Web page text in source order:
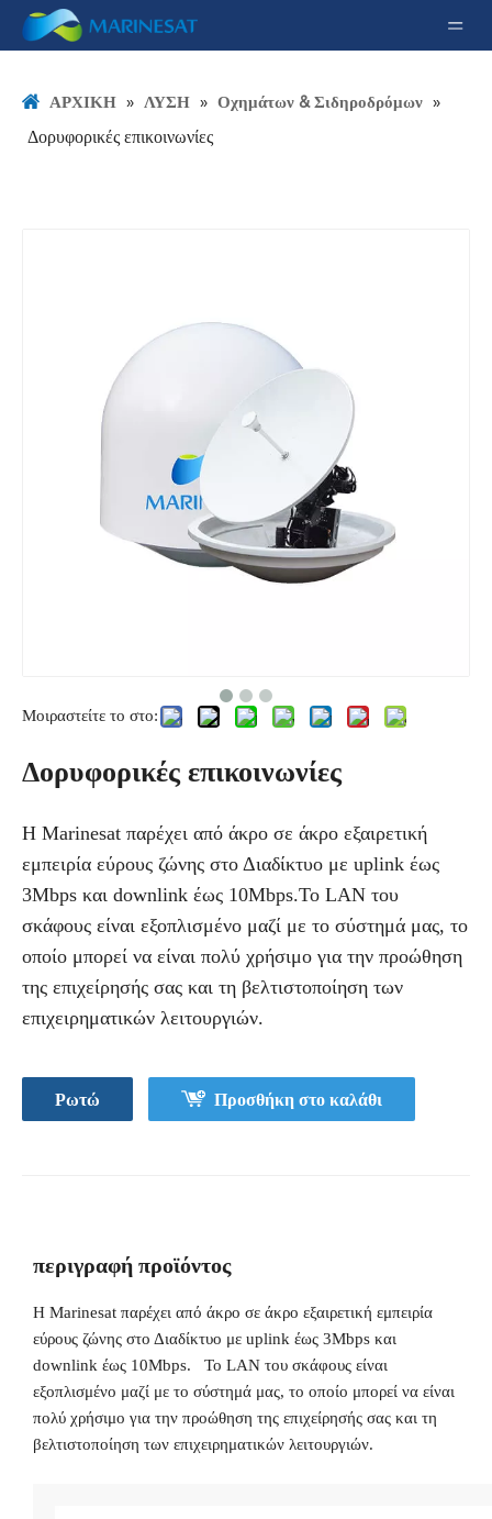
ΑΡΧΙΚΗ » ΛΥΣΗ » Οχημάτων & Σιδηροδρόμων »
Δορυφορικές επικοινωνίες
Μοιραστείτε το στο:
Δορυφορικές επικοινωνίες
Η Marinesat παρέχει από άκρο σε άκρο εξαιρετική
εμπειρία εύρους ζώνης στο Διαδίκτυο με uplink έως
3Mbps και downlink έως 10Mbps.Το LAN του
σκάφους είναι εξοπλισμένο μαζί με το σύστημά μας, το
οποίο μπορεί να είναι πολύ χρήσιμο για την προώθηση
της επιχείρησής σας και τη βελτιστοποίηση των
επιχειρηματικών λειτουργιών.
Ρωτώ Προσθήκη στο καλάθι
περιγραφή προϊόντος
Η Marinesat παρέχει από άκρο σε άκρο εξαιρετική εμπειρία
εύρους ζώνης στο Διαδίκτυο με uplink έως 3Mbps και
downlink έως 10Mbps. Το LAN του σκάφους είναι
εξοπλισμένο μαζί με το σύστημά μας, το οποίο μπορεί να είναι
πολύ χρήσιμο για την προώθηση της επιχείρησής σας και τη
βελτιστοποίηση των επιχειρηματικών λειτουργιών.